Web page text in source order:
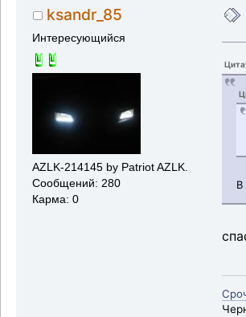
ksandr_85
Интересующийся
AZLK-214145 by Patriot AZLK.
Сообщений: 280
Карма: 0
В